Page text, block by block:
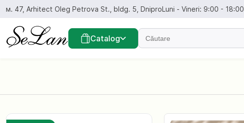
Salt
conținut
м. 47, Arhitect Oleg Petrova St., bldg. 5, DniproLuni - Vineri: 9:00 - 18:00
Catalog Găsiți...